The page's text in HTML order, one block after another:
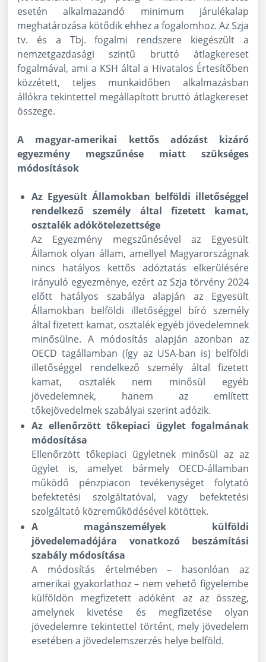
esetén alkalmazandó minimum járulékalap
meghatározása kötődik ehhez a fogalomhoz. Az Szja
tv. és a Tbj. fogalmi rendszere kiegészült a
nemzetgazdasági szintű bruttó átlagkereset
fogalmával, ami a KSH által a Hivatalos Értesítőben
közzétett, teljes munkaidőben alkalmazásban
állókra tekintettel megállapított bruttó átlagkereset
összege.
A magyar-amerikai kettős adózást kizáró
egyezmény megszűnése miatt szükséges
módosítások
Az Egyesült Államokban belföldi illetőséggel
rendelkező személy által fizetett kamat,
osztalék adókötelezettsége
Az Egyezmény megszűnésével az Egyesült
Államok olyan állam, amellyel Magyarországnak
nincs hatályos kettős adóztatás elkerülésére
irányuló egyezménye, ezért az Szja törvény 2024
előtt hatályos szabálya alapján az Egyesült
Államokban belföldi illetőséggel bíró személy
által fizetett kamat, osztalék egyéb jövedelemnek
minősülne. A módosítás alapján azonban az
OECD tagállamban (így az USA-ban is) belföldi
illetőséggel rendelkező személy által fizetett
kamat, osztalék nem minősül egyéb
jövedelemnek, hanem az említett
tőkejövedelmek szabályai szerint adózik.
Az ellenőrzött tőkepiaci ügylet fogalmának
módosítása
Ellenőrzött tőkepiaci ügyletnek minősül az az
ügylet is, amelyet bármely OECD-államban
működő pénzpiacon tevékenységet folytató
befektetési szolgáltatóval, vagy befektetési
szolgáltató közreműködésével kötöttek.
A magánszemélyek külföldi
jövedelemadójára vonatkozó beszámítási
szabály módosítása
A módosítás értelmében – hasonlóan az
amerikai gyakorlathoz – nem vehető figyelembe
külföldön megfizetett adóként az az összeg,
amelynek kivetése és megfizetése olyan
jövedelemre tekintettel történt, mely jövedelem
esetében a jövedelemszerzés helye belföld.